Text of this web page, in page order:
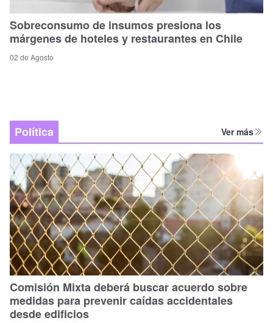
Sobreconsumo de insumos presiona los
márgenes de hoteles y restaurantes en Chile
02 de Agosto
Política Ver más
Comisión Mixta deberá buscar acuerdo sobre
medidas para prevenir caídas accidentales
desde edificios